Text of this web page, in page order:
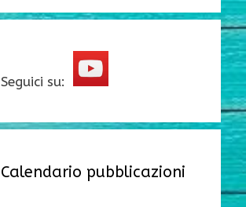
Seguici su:
Calendario pubblicazioni